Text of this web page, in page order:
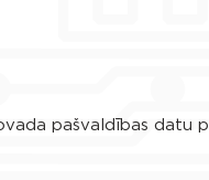
pašvaldības datu